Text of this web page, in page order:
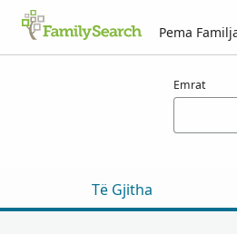
Pema
Emrat
Të Gjitha